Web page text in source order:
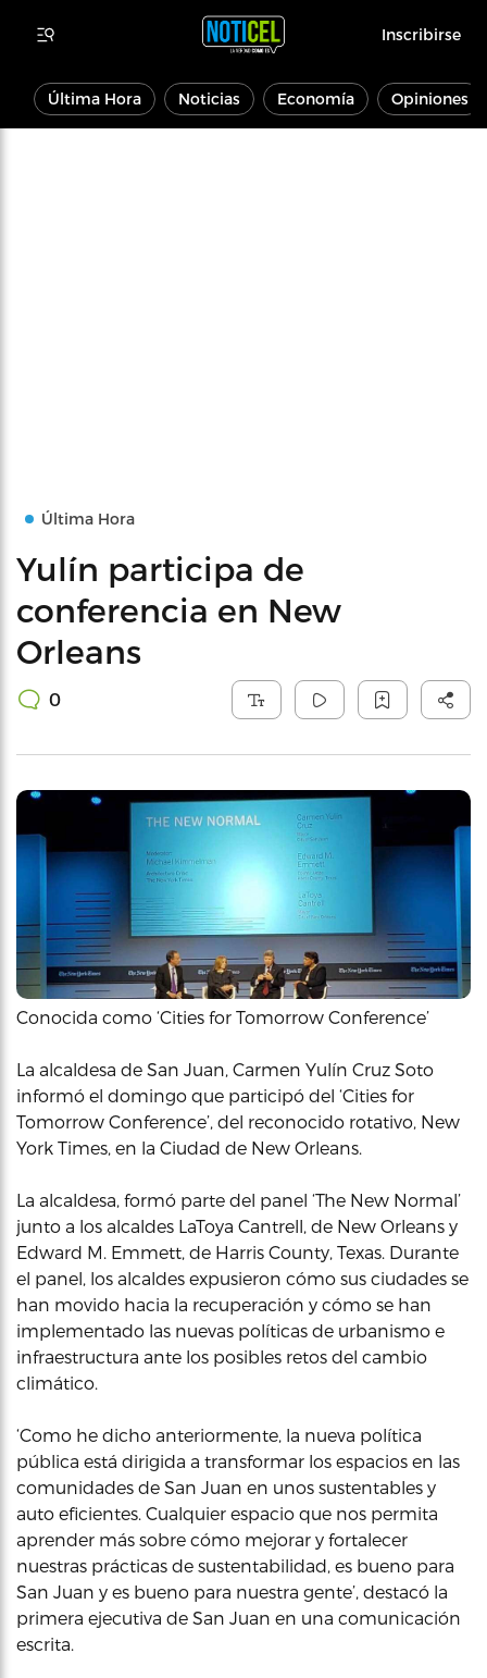
Inscribirse
Última Hora Noticias Economía Opiniones
Última Hora
Yulín participa de
conferencia en New
Orleans
0
Conocida como ‘Cities for Tomorrow Conference’
La alcaldesa de San Juan, Carmen Yulín Cruz Soto
informó el domingo que participó del ‘Cities for
Tomorrow Conference’, del reconocido rotativo, New
York Times, en la Ciudad de New Orleans.
La alcaldesa, formó parte del panel ‘The New Normal’
junto a los alcaldes LaToya Cantrell, de New Orleans y
Edward M. Emmett, de Harris County, Texas. Durante
el panel, los alcaldes expusieron cómo sus ciudades se
han movido hacia la recuperación y cómo se han
implementado las nuevas políticas de urbanismo e
infraestructura ante los posibles retos del cambio
climático.
‘Como he dicho anteriormente, la nueva política
pública está dirigida a transformar los espacios en las
comunidades de San Juan en unos sustentables y
auto eficientes. Cualquier espacio que nos permita
aprender más sobre cómo mejorar y fortalecer
nuestras prácticas de sustentabilidad, es bueno para
San Juan y es bueno para nuestra gente’, destacó la
primera ejecutiva de San Juan en una comunicación
escrita.